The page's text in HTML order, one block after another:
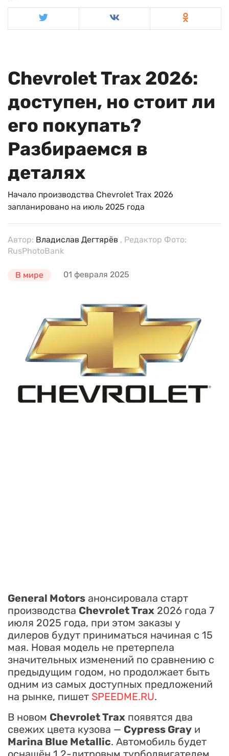
Chevrolet Trax 2026:
доступен, но стоит ли
его покупать?
Разбираемся в
деталях
Начало производства Chevrolet Trax 2026
запланировано на июль 2025 года
Автор: Владислав Дегтярёв , Редактор Фото:
RusPhotoBank
В мире 01 февраля 2025
General Motors анонсировала старт
производства Chevrolet Trax 2026 года 7
июля 2025 года, при этом заказы у
дилеров будут приниматься начиная с 15
мая. Новая модель не претерпела
значительных изменений по сравнению с
предыдущим годом, но продолжает быть
одним из самых доступных предложений
на рынке, пишет SPEEDME.RU.
В новом Chevrolet Trax появятся два
свежих цвета кузова — Cypress Gray и
Marina Blue Metallic. Автомобиль будет